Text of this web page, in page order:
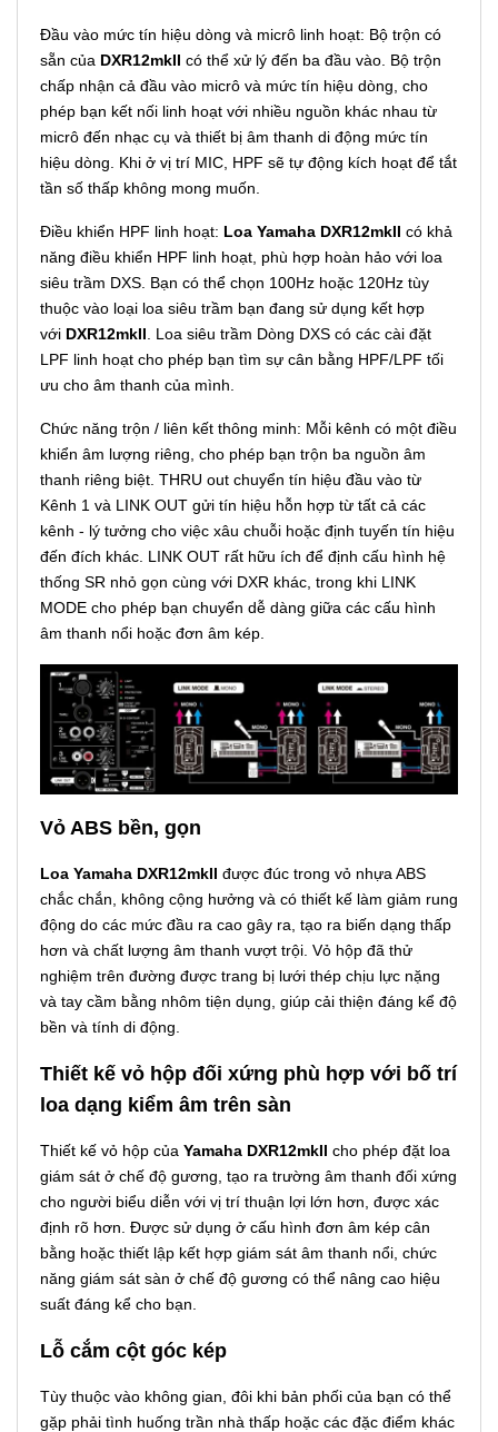
Đầu vào mức tín hiệu dòng và micrô linh hoạt: Bộ trộn có
sẵn của DXR12mkII có thể xử lý đến ba đầu vào. Bộ trộn
chấp nhận cả đầu vào micrô và mức tín hiệu dòng, cho
phép bạn kết nối linh hoạt với nhiều nguồn khác nhau từ
micrô đến nhạc cụ và thiết bị âm thanh di động mức tín
hiệu dòng. Khi ở vị trí MIC, HPF sẽ tự động kích hoạt để tắt
tần số thấp không mong muốn.
Điều khiển HPF linh hoạt: Loa Yamaha DXR12mkII có khả
năng điều khiển HPF linh hoạt, phù hợp hoàn hảo với loa
siêu trầm DXS. Bạn có thể chọn 100Hz hoặc 120Hz tùy
thuộc vào loại loa siêu trầm bạn đang sử dụng kết hợp
với DXR12mkII . Loa siêu trầm Dòng DXS có các cài đặt
LPF linh hoạt cho phép bạn tìm sự cân bằng HPF/LPF tối
ưu cho âm thanh của mình.
Chức năng trộn / liên kết thông minh: Mỗi kênh có một điều
khiển âm lượng riêng, cho phép bạn trộn ba nguồn âm
thanh riêng biệt. THRU out chuyển tín hiệu đầu vào từ
Kênh 1 và LINK OUT gửi tín hiệu hỗn hợp từ tất cả các
kênh - lý tưởng cho việc xâu chuỗi hoặc định tuyến tín hiệu
đến đích khác. LINK OUT rất hữu ích để định cấu hình hệ
thống SR nhỏ gọn cùng với DXR khác, trong khi LINK
MODE cho phép bạn chuyển dễ dàng giữa các cấu hình
âm thanh nổi hoặc đơn âm kép.
Vỏ ABS bền, gọn
Loa Yamaha DXR12mkII được đúc trong vỏ nhựa ABS
chắc chắn, không cộng hưởng và có thiết kế làm giảm rung
động do các mức đầu ra cao gây ra, tạo ra biến dạng thấp
hơn và chất lượng âm thanh vượt trội. Vỏ hộp đã thử
nghiệm trên đường được trang bị lưới thép chịu lực nặng
và tay cầm bằng nhôm tiện dụng, giúp cải thiện đáng kể độ
bền và tính di động.
Thiết kế vỏ hộp đối xứng phù hợp với bố trí
loa dạng kiểm âm trên sàn
Thiết kế vỏ hộp của Yamaha DXR12mkII cho phép đặt loa
giám sát ở chế độ gương, tạo ra trường âm thanh đối xứng
cho người biểu diễn với vị trí thuận lợi lớn hơn, được xác
định rõ hơn. Được sử dụng ở cấu hình đơn âm kép cân
bằng hoặc thiết lập kết hợp giám sát âm thanh nổi, chức
năng giám sát sàn ở chế độ gương có thể nâng cao hiệu
suất đáng kể cho bạn.
Lỗ cắm cột góc kép
Tùy thuộc vào không gian, đôi khi bản phối của bạn có thể
gặp phải tình huống trần nhà thấp hoặc các đặc điểm khác